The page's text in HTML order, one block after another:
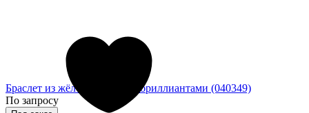
Браслет из жёлтого золота с бриллиантами (040349)
По запросу